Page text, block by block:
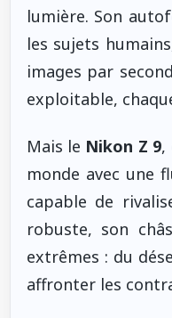
lumière. Son
les sujets
images par
exploitable,
Mais le Nikon Z 9,
monde avec une
capable de
robuste, son
extrêmes : du
affronter les